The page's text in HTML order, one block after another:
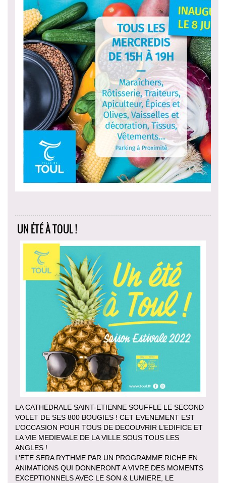
UN ÉTÉ À TOUL !
LA CATHEDRALE SAINT-ETIENNE SOUFFLE LE SECOND
VOLET DE SES 800 BOUGIES ! CET EVENEMENT EST
L’OCCASION POUR TOUS DE DECOUVRIR L’EDIFICE ET
LA VIE MEDIEVALE DE LA VILLE SOUS TOUS LES
ANGLES !
L’ETE SERA RYTHME PAR UN PROGRAMME RICHE EN
ANIMATIONS QUI DONNERONT A VIVRE DES MOMENTS
EXCEPTIONNELS AVEC LE SON & LUMIERE, LE